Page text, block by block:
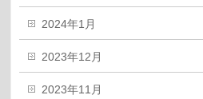
2024年1月
2023年12月
2023年11月